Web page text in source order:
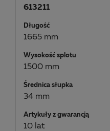
613211
Długość
1665 mm
Wysokość splotu
1500 mm
Średnica słupka
34 mm
Artykuły z gwarancją
10 lat